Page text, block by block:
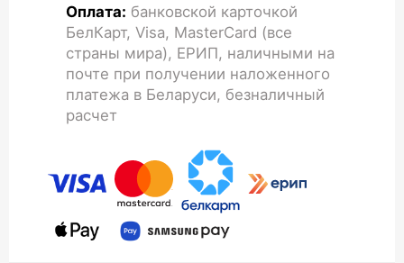
Оплата: банковской карточкой
БелКарт, Visa, MasterCard (все
страны мира), ЕРИП, наличными на
почте при получении наложенного
платежа в Беларуси, безналичный
расчет